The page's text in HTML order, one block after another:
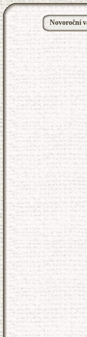
Novoroční